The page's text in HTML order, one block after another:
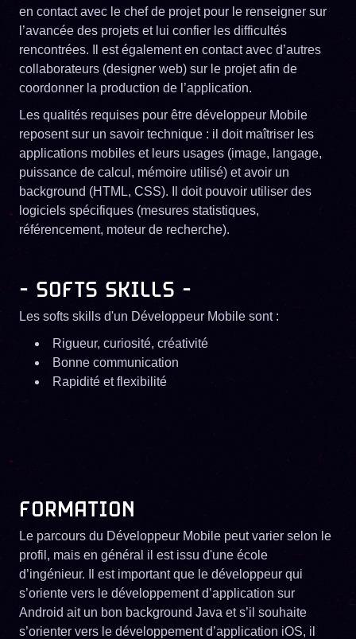
en contact avec le chef de projet pour le renseigner sur
l’avancée des projets et lui confier les difficultés
rencontrées. Il est également en contact avec d’autres
collaborateurs (designer web) sur le projet afin de
coordonner la production de l’application.
Les qualités requises pour être développeur Mobile
reposent sur un savoir technique : il doit maîtriser les
applications mobiles et leurs usages (image, langage,
puissance de calcul, mémoire utilisé) et avoir un
background (HTML, CSS). Il doit pouvoir utiliser des
logiciels spécifiques (mesures statistiques,
référencement, moteur de recherche).
​- SOFTS SKILLS -
Les softs skills d'un Développeur Mobile sont :
Rigueur, curiosité, créativité
Bonne communication
Rapidité et flexibilité
FORMATION
Le parcours du Développeur Mobile peut varier selon le
profil, mais en général il est issu d'une école
d’ingénieur. Il est important que le développeur qui
s’oriente vers le développement d’application sur
Android ait un bon background Java et s’il souhaite
s’orienter vers le développement d’application iOS, il